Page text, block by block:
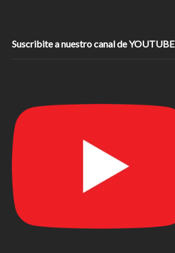
Suscribite a nuestro canal de YOUTUBE